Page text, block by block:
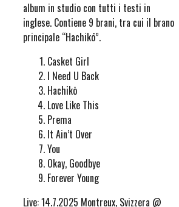
album in studio con tutti i testi in
inglese. Contiene 9 brani, tra cui il brano
principale “Hachikō”.
Casket Girl
I Need U Back
Hachikō
Love Like This
Prema
It Ain’t Over
You
Okay, Goodbye
Forever Young
Live: 14.7.2025 Montreux, Svizzera @